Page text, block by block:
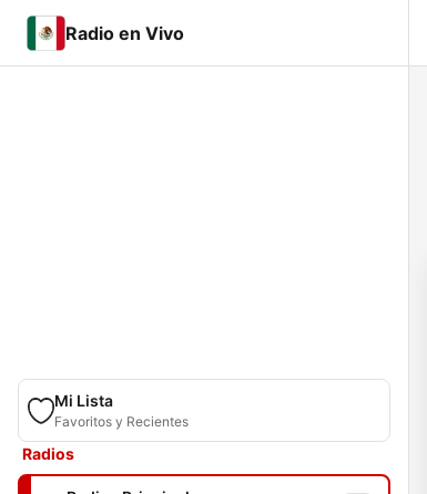
Radio en Vivo
Mi Lista
Favoritos y Recientes
Radios